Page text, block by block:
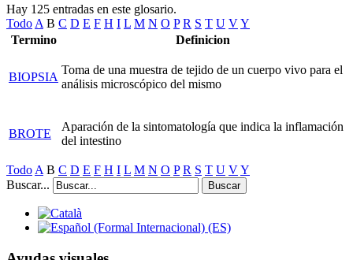
Hay 125 entradas en este glosario.
Todo A B C D E F H I L M N O P R S T U VY
Termino
Definicion
BIOPSIA
Toma de una muestra de tejido de un cuerpo vivo para el
análisis microscópico del mismo
BROTE
Aparación de la sintomatología que indica la inflamación
del intestino
Todo A B C D E F H I L M N O P R S T U VY
Buscar...
Buscar